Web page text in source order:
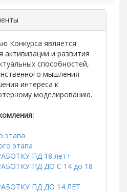
Конкурса является
активизации и развития
способностей,
мышления
интереса к
моделированию.
этапа
этапа
ПД 18 лет+
ПД ДО С 14 до 18
ПД ДО 14 ЛЕТ